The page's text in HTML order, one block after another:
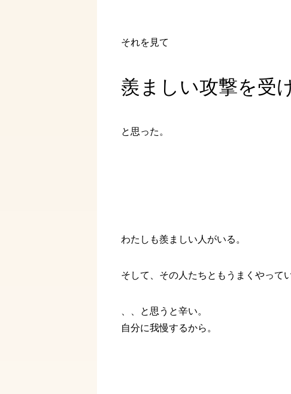
それを見て
羨ましい攻撃を受
と思った。
わたしも羨ましい人がいる。
そして、その人たちともうまくやって
、、と思うと辛い。
自分に我慢するから。